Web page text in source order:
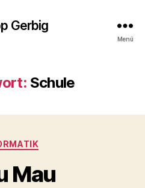
Gerbig
Menü
Schule
Kategorien
Mau